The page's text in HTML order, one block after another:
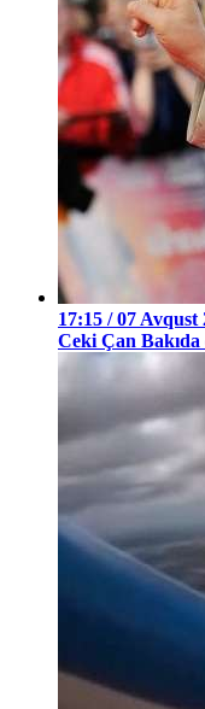
17:15 / 07 Avqust
Ceki Çan Bakıda